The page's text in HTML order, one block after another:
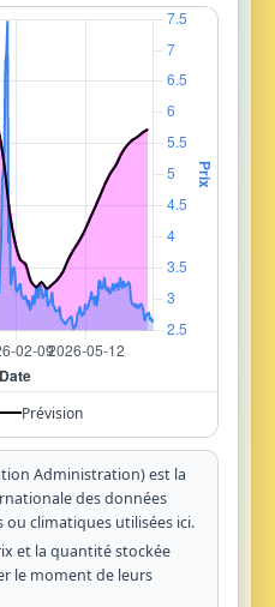
Prévision
Administration) est la
des données
climatiques utilisées ici.
et la quantité stockée
le moment de leurs